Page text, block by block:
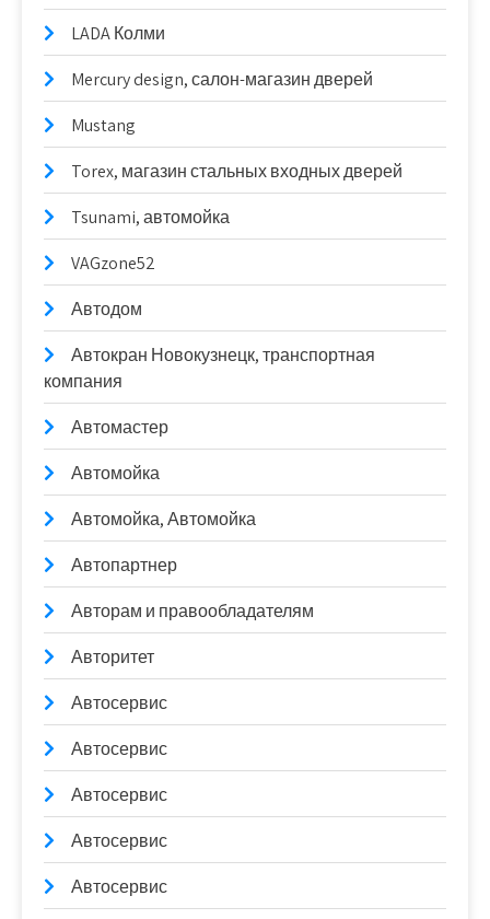
LADA Колми
Mercury design, салон-магазин дверей
Mustang
Torex, магазин стальных входных дверей
Tsunami, автомойка
VAGzone52
Автодом
Автокран Новокузнецк, транспортная
компания
Автомастер
Автомойка
Автомойка, Автомойка
Автопартнер
Авторам и правообладателям
Авторитет
Автосервис
Автосервис
Автосервис
Автосервис
Автосервис